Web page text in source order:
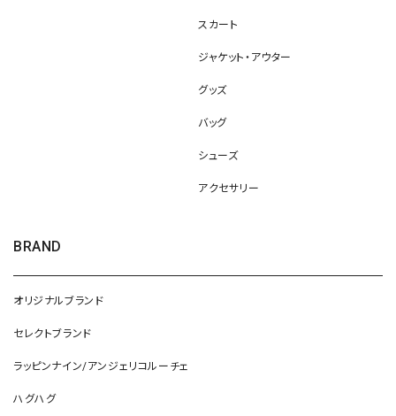
スカート
ジャケット・アウター
グッズ
バッグ
シューズ
アクセサリー
BRAND
オリジナルブランド
セレクトブランド
ラッピンナイン/アンジェリコルーチェ
ハグハグ